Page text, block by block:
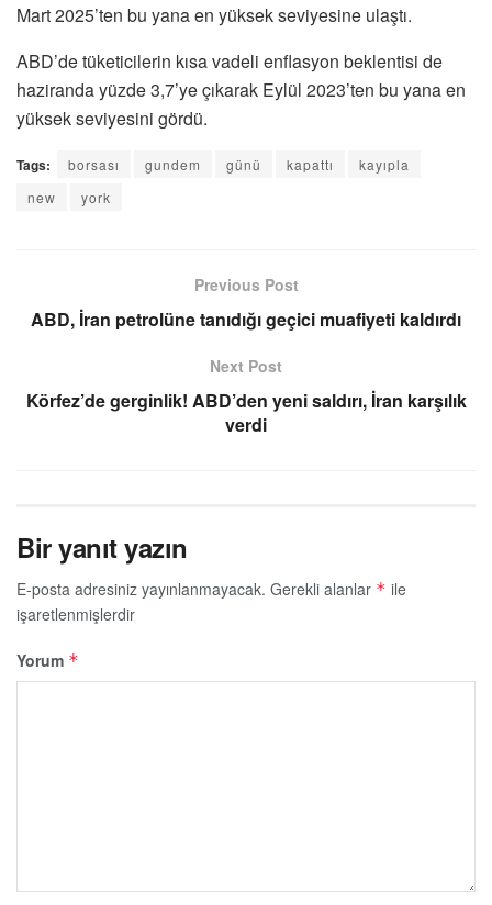
Mart 2025’ten bu yana en yüksek seviyesine ulaştı.
ABD’de tüketicilerin kısa vadeli enflasyon beklentisi de
haziranda yüzde 3,7’ye çıkarak Eylül 2023’ten bu yana en
yüksek seviyesini gördü.
Tags: borsası gundem günü kapattı
kayıpla
new
york
Previous Post
ABD, İran petrolüne tanıdığı geçici muafiyeti kaldırdı
Next Post
Körfez’de gerginlik! ABD’den yeni saldırı, İran karşılık
verdi
Bir yanıt yazın
E-posta adresiniz yayınlanmayacak. Gerekli alanlar * ile
işaretlenmişlerdir
Yorum *